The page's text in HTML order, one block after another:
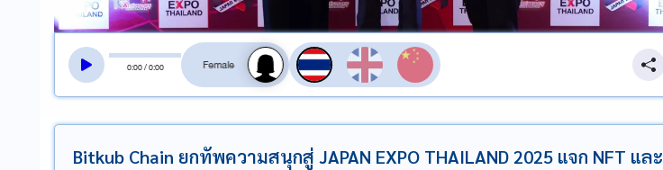
0:00/0:00
สลับเสียงอ่าน
Bitkub Chain ยกทัพความสนุกสู่ JAPAN EXPO THAILAND 2025 แจก NFT และ